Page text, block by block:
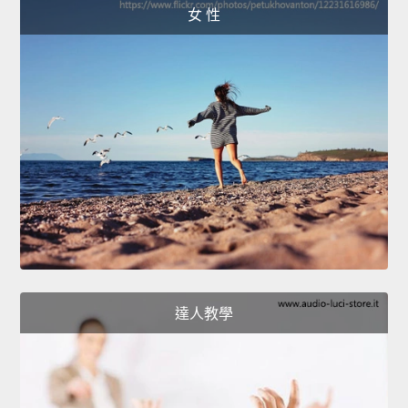
女 性
達人教學